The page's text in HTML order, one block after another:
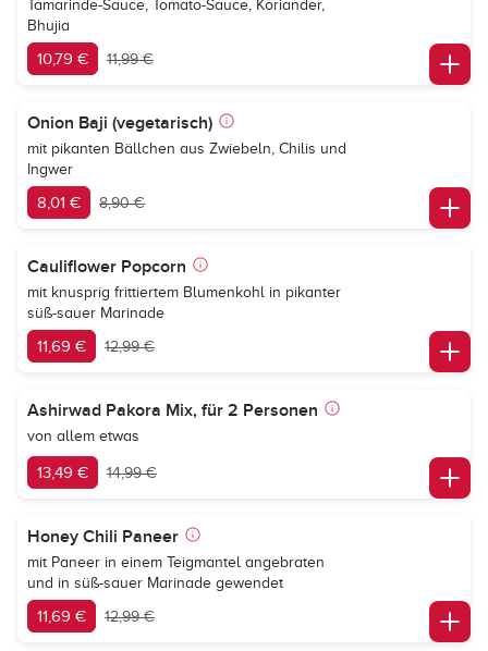
Tamarinde-Sauce, Tomato-Sauce, Koriander,
Bhujia
10,79 € 11,99 €
Onion Baji (vegetarisch)
mit pikanten Bällchen aus Zwiebeln, Chilis und
Ingwer
8,01 € 8,90 €
Cauliflower Popcorn
mit knusprig frittiertem Blumenkohl in pikanter
süß-sauer Marinade
11,69 € 12,99 €
Ashirwad Pakora Mix, für 2 Personen
von allem etwas
13,49 € 14,99 €
Honey Chili Paneer
mit Paneer in einem Teigmantel angebraten
und in süß-sauer Marinade gewendet
11,69 € 12,99 €